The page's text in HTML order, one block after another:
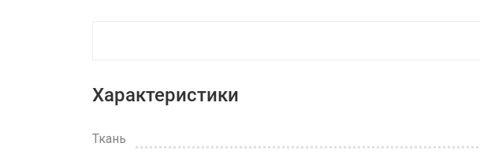
Характеристики
Ткань